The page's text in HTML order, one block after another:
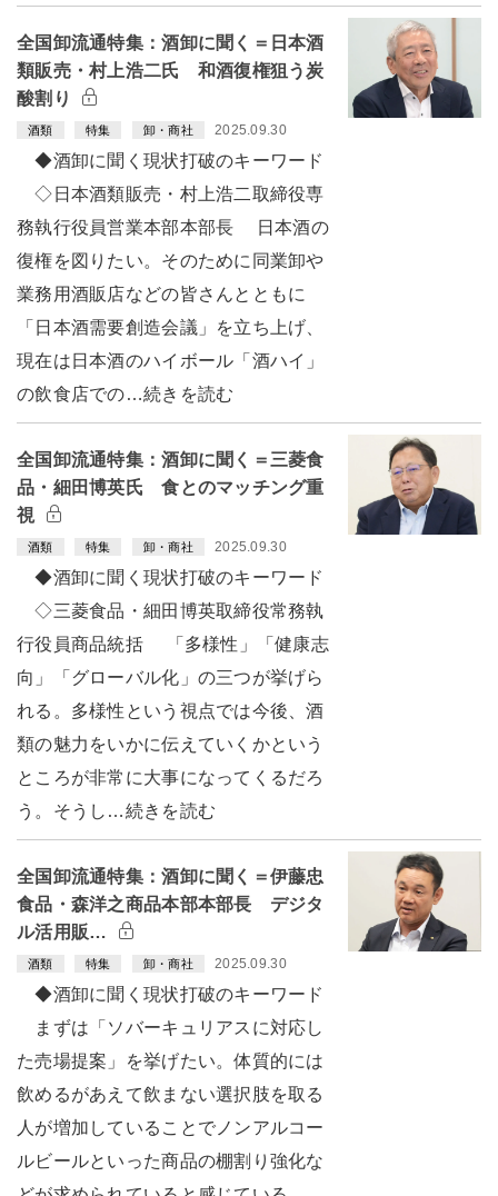
全国卸流通特集：酒卸に聞く＝日本酒
類販売・村上浩二氏 和酒復権狙う炭
酸割り
酒類 特集 卸・商社 2025.09.30
◆酒卸に聞く現状打破のキーワード
◇日本酒類販売・村上浩二取締役専
務執行役員営業本部本部長 日本酒の
復権を図りたい。そのために同業卸や
業務用酒販店などの皆さんとともに
「日本酒需要創造会議」を立ち上げ、
現在は日本酒のハイボール「酒ハイ」
の飲食店での…続きを読む
全国卸流通特集：酒卸に聞く＝三菱食
品・細田博英氏 食とのマッチング重
視
酒類 特集 卸・商社 2025.09.30
◆酒卸に聞く現状打破のキーワード
◇三菱食品・細田博英取締役常務執
行役員商品統括 「多様性」「健康志
向」「グローバル化」の三つが挙げら
れる。多様性という視点では今後、酒
類の魅力をいかに伝えていくかという
ところが非常に大事になってくるだろ
う。そうし…続きを読む
全国卸流通特集：酒卸に聞く＝伊藤忠
食品・森洋之商品本部本部長 デジタ
ル活用販…
酒類 特集 卸・商社 2025.09.30
◆酒卸に聞く現状打破のキーワード
まずは「ソバーキュリアスに対応し
た売場提案」を挙げたい。体質的には
飲めるがあえて飲まない選択肢を取る
人が増加していることでノンアルコー
ルビールといった商品の棚割り強化な